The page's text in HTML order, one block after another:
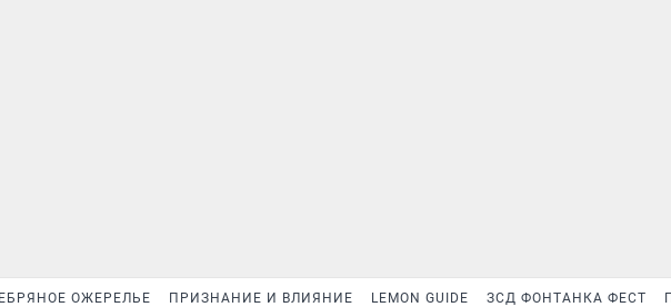
ОЖЕРЕЛЬЕ ПРИЗНАНИЕ И ВЛИЯНИЕ LEMON GUIDE ЗСД ФОНТАНКА ФЕСТ